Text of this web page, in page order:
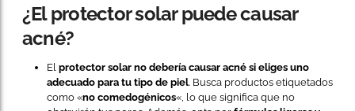
¿El protector solar puede causar
acné?
El protector solar no debería causar acné si eliges uno
adecuado para tu tipo de piel. Busca productos etiquetados
como «no comedogénicos«, lo que significa que no